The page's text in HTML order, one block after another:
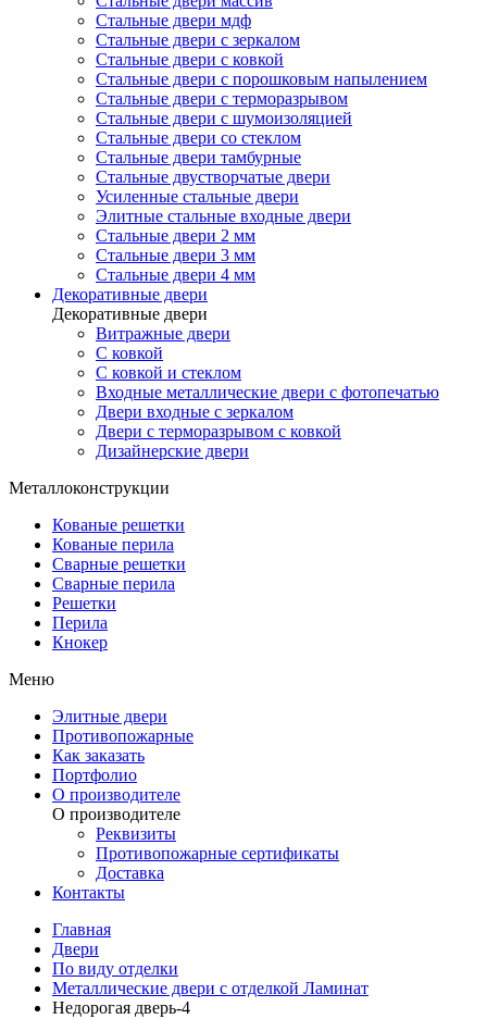
Стальные двери мдф
Стальные двери с зеркалом
Стальные двери с ковкой
Стальные двери с порошковым напылением
Стальные двери с терморазрывом
Стальные двери с шумоизоляцией
Стальные двери со стеклом
Стальные двери тамбурные
Стальные двустворчатые двери
Усиленные стальные двери
Элитные стальные входные двери
Стальные двери 2 мм
Стальные двери 3 мм
Стальные двери 4 мм
Декоративные двери
Декоративные двери
Витражные двери
С ковкой
С ковкой и стеклом
Входные металлические двери с фотопечатью
Двери входные с зеркалом
Двери с терморазрывом с ковкой
Дизайнерские двери
Металлоконструкции
Кованые решетки
Кованые перила
Сварные решетки
Сварные перила
Решетки
Перила
Кнокер
Меню
Элитные двери
Противопожарные
Как заказать
Портфолио
О производителе
О производителе
Реквизиты
Противопожарные сертификаты
Доставка
Контакты
Главная
Двери
По виду отделки
Металлические двери с отделкой Ламинат
Недорогая дверь-4